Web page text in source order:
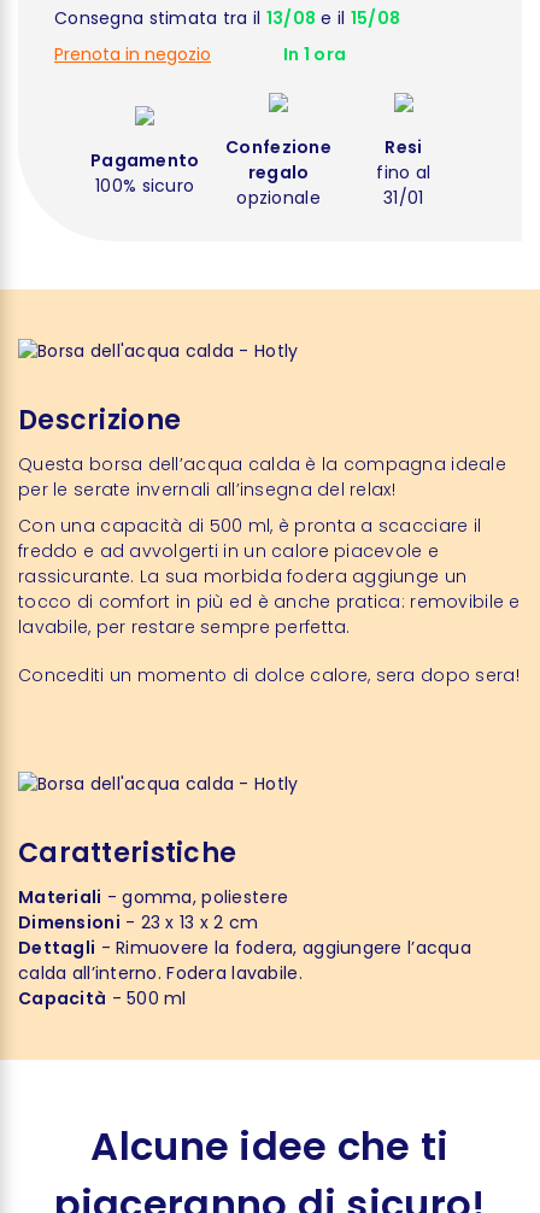
Consegna stimata tra il 13/08 e il 15/08
Prenota in negozio
In 1 ora
Pagamento
100% sicuro
Confezione
regalo
opzionale
Resi
fino al
31/01
Descrizione
Questa borsa dell’acqua calda è la compagna ideale
per le serate invernali all’insegna del relax!
Con una capacità di 500 ml, è pronta a scacciare il
freddo e ad avvolgerti in un calore piacevole e
rassicurante. La sua morbida fodera aggiunge un
tocco di comfort in più ed è anche pratica: removibile e
lavabile, per restare sempre perfetta.
Concediti un momento di dolce calore, sera dopo sera!
Caratteristiche
Materiali - gomma, poliestere
Dimensioni - 23 x 13 x 2 cm
Dettagli - Rimuovere la fodera, aggiungere l’acqua
calda all’interno. Fodera lavabile.
Capacità - 500 ml
Alcune idee che ti